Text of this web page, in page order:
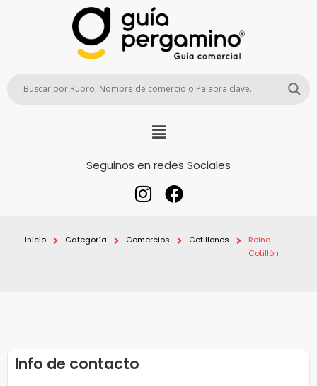
Seguinos en redes Sociales
Inicio Categoría Comercios Cotillones
Reina
Cotillón
Info de contacto